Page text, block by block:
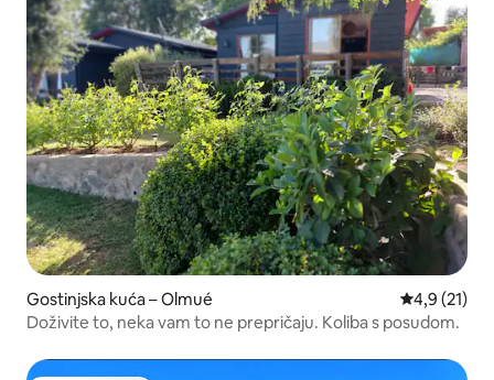
Gostinjska kuća – Olmué Prosječna
4,9 (21)
Doživite to, neka vam to ne prepričaju. Koliba s posudom.